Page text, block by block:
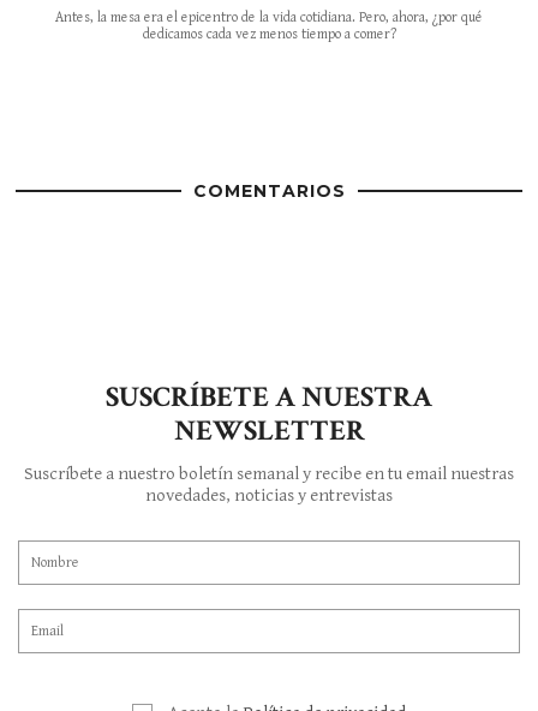
Antes, la mesa era el epicentro de la vida cotidiana. Pero, ahora, ¿por qué
dedicamos cada vez menos tiempo a comer?
COMENTARIOS
SUSCRÍBETE A NUESTRA
NEWSLETTER
Suscríbete a nuestro boletín semanal y recibe en tu email nuestras
novedades, noticias y entrevistas